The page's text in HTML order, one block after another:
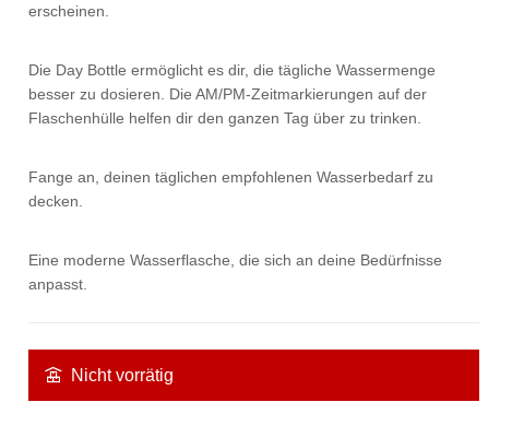
erscheinen.
Die Day Bottle ermöglicht es dir, die tägliche Wassermenge
besser zu dosieren. Die AM/PM-Zeitmarkierungen auf der
Flaschenhülle helfen dir den ganzen Tag über zu trinken.
Fange an, deinen täglichen empfohlenen Wasserbedarf zu
decken.
Eine moderne Wasserflasche, die sich an deine Bedürfnisse
anpasst.
Nicht vorrätig